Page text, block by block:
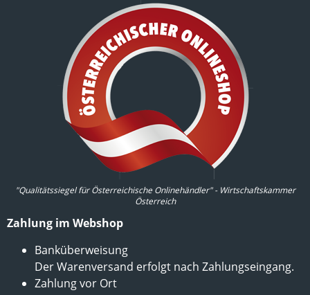
"Qualitätssiegel für Österreichische Onlinehändler" - Wirtschaftskammer
Österreich
Zahlung im Webshop
Banküberweisung
Der Warenversand erfolgt nach Zahlungseingang.
Zahlung vor Ort